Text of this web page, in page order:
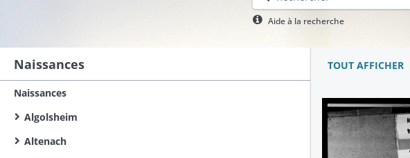
Aide à la recherche
Naissances
Naissances
Algolsheim
Altenach
TOUT AFFICHER